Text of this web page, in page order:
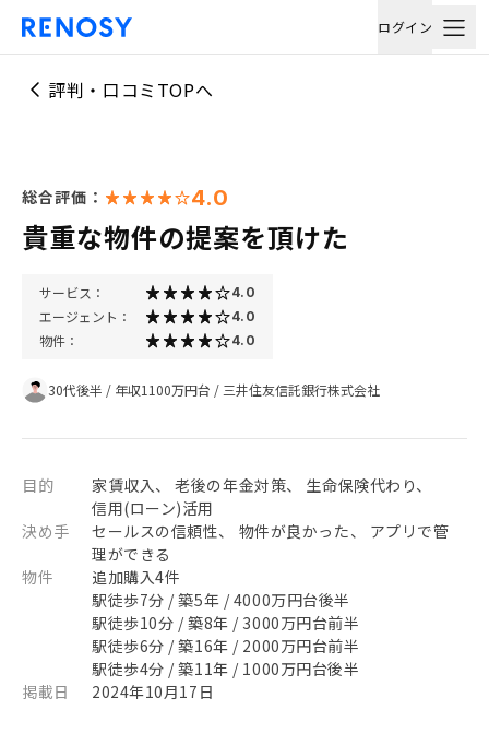
ログイン
評判・口コミTOPへ
総合評価： 4.0
貴重な物件の提案を頂けた
サービス： 4.0
エージェント： 4.0
物件： 4.0
30代後半 / 年収1100万円台 / 三井住友信託銀行株式会社
目的
家賃収入、 老後の年金対策、 生命保険代わり、
信用(ローン)活用
決め手
セールスの信頼性、 物件が良かった、 アプリで管
理ができる
物件
追加購入4件
駅徒歩7分 / 築5年 / 4000万円台後半
駅徒歩10分 / 築8年 / 3000万円台前半
駅徒歩6分 / 築16年 / 2000万円台前半
駅徒歩4分 / 築11年 / 1000万円台後半
掲載日
2024年10月17日